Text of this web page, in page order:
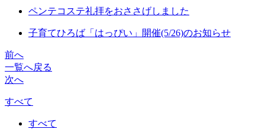
ペンテコステ礼拝をおささげしました
子育てひろば「はっぴい」開催(5/26)のお知らせ
前へ
一覧へ戻る
次へ
すべて
すべて